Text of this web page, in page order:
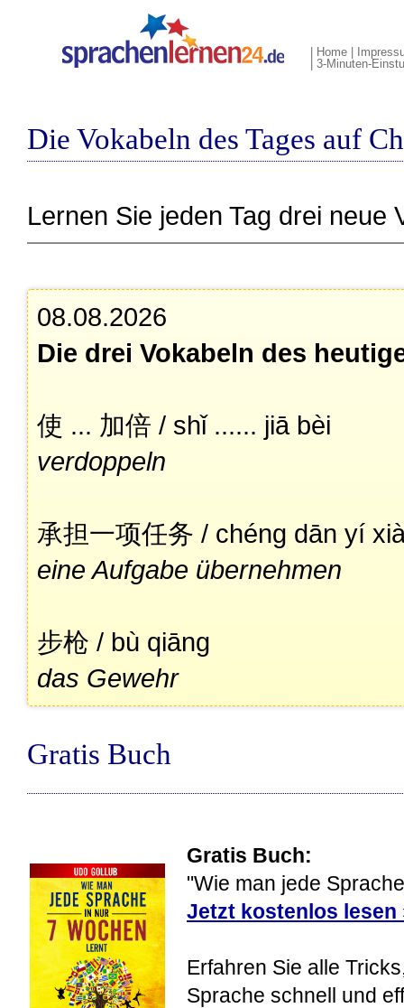
Home
3-Minuten-
Die Vokabeln des Tages auf
Lernen Sie jeden Tag drei neue
08.08.2026
Die drei Vokabeln des
使 ... 加倍 / shǐ ...... jiā bèi
verdoppeln
承担一项任务 / chéng dān yí
eine Aufgabe übernehmen
步枪 / bù qiāng
das Gewehr
Gratis Buch
Gratis Buch:
"Wie man jede
Jetzt kostenlos lesen
Erfahren Sie alle
Sprache schnell und